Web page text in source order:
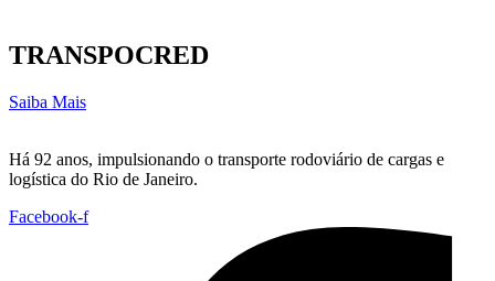
TRANSPOCRED
Saiba Mais
Há 92 anos, impulsionando o transporte rodoviário de cargas e
logística do Rio de Janeiro.
Facebook-f